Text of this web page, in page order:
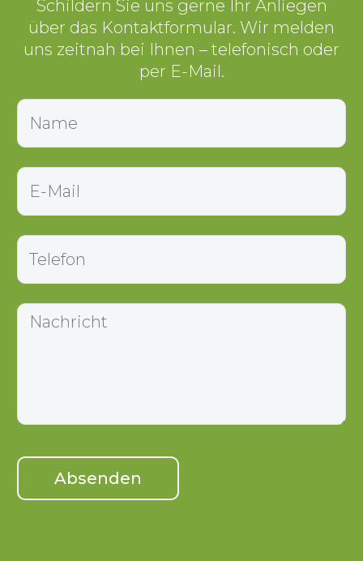
Schildern Sie uns gerne Ihr Anliegen
über das Kontaktformular. Wir melden
uns zeitnah bei Ihnen – telefonisch oder
per E-Mail.